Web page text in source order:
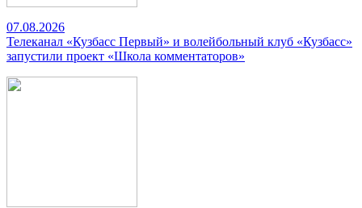
07.08.2026
Телеканал «Кузбасс Первый» и волейбольный клуб «Кузбасс»
запустили проект «Школа комментаторов»